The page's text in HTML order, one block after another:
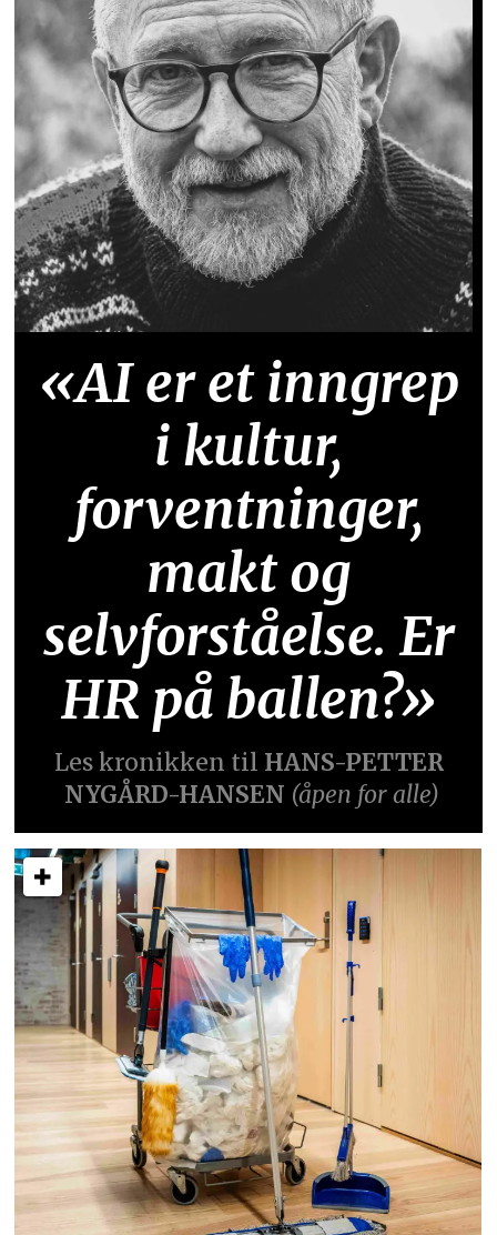
«AI er et inngrep
i kultur,
forventninger,
makt og
selvforståelse. Er
HR på ballen?»
Les kronikken til HANS-PETTER
NYGÅRD-HANSEN (åpen for alle)